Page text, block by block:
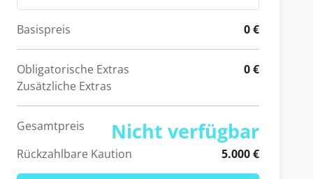
Basispreis 0 €
Obligatorische Extras
0 €
Zusätzliche Extras
Gesamtpreis Nicht verfügbar
Rückzahlbare Kaution 5.000 €